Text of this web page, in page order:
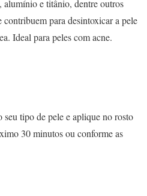
e titânio, dentre outros
para desintoxicar a pele
Ideal para peles com acne.
tipo de pele e aplique no rosto
30 minutos ou conforme as